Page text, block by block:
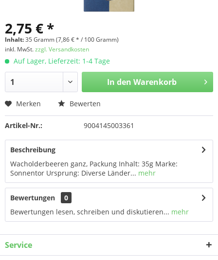
2,75 € *
Inhalt:35 Gramm (7,86 € * / 100 Gramm)
inkl. MwSt.zzgl. Versandkosten
Auf Lager, Lieferzeit: 1-4 Tage
In den Warenkorb
Merken Bewerten
Artikel-Nr.: 9004145003361
Beschreibung
Wacholderbeeren ganz, Packung Inhalt: 35g Marke:
Sonnentor Ursprung: Diverse Länder... mehr
Bewertungen
0
Bewertungen lesen, schreiben und diskutieren... mehr
Service